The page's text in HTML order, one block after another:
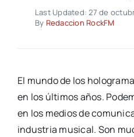
Last Updated: 27 de
By Redaccion RockFM
El mundo de los
en los últimos años.
en los medios de
industria musical. Son